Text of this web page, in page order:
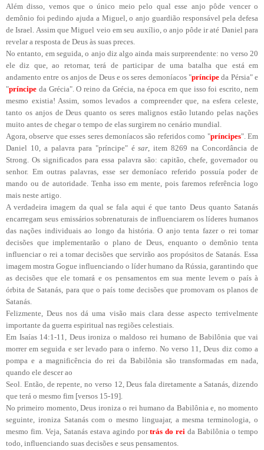
Além disso, vemos que o único meio pelo qual esse anjo pôde vencer o
demônio foi pedindo ajuda a Miguel, o anjo guardião responsável pela defesa
de Israel. Assim que Miguel veio em seu auxílio, o anjo pôde ir até Daniel para
revelar a resposta de Deus às suas preces.
No entanto, em seguida, o anjo diz algo ainda mais surpreendente: no verso 20
ele diz que, ao retornar, terá de participar de uma batalha que está em
andamento entre os anjos de Deus e os seres demoníacos "príncipe da Pérsia" e
"príncipe da Grécia". O reino da Grécia, na época em que isso foi escrito, nem
mesmo existia! Assim, somos levados a compreender que, na esfera celeste,
tanto os anjos de Deus quanto os seres malignos estão lutando pelas nações
muito antes de chegar o tempo de elas surgirem no cenário mundial.
Agora, observe que esses seres demoníacos são referidos como "príncipes". Em
Daniel 10, a palavra para "príncipe" ésar, item 8269 na Concordância de
Strong. Os significados para essa palavra são: capitão, chefe, governador ou
senhor. Em outras palavras, esse ser demoníaco referido possuía poder de
mando ou de autoridade. Tenha isso em mente, pois faremos referência logo
mais neste artigo.
A verdadeira imagem da qual se fala aqui é que tanto Deus quanto Satanás
encarregam seus emissários sobrenaturais de influenciarem os líderes humanos
das nações individuais ao longo da história. O anjo tenta fazer o rei tomar
decisões que implementarão o plano de Deus, enquanto o demônio tenta
influenciar o rei a tomar decisões que servirão aos propósitos de Satanás. Essa
imagem mostra Gogue influenciando o líder humano da Rússia, garantindo que
as decisões que ele tomará e os pensamentos em sua mente levem o país à
órbita de Satanás, para que o país tome decisões que promovam os planos de
Satanás.
Felizmente, Deus nos dá uma visão mais clara desse aspecto terrivelmente
importante da guerra espiritual nas regiões celestiais.
Em Isaías 14:1-11, Deus ironiza o maldoso rei humano de Babilônia que vai
morrer em seguida e ser levado para o inferno. No verso 11, Deus diz como a
pompa e a magnificência do rei da Babilônia são transformadas em nada,
quando ele descer ao
Seol. Então, de repente, no verso 12, Deus fala diretamente a Satanás, dizendo
que terá o mesmo fim [versos 15-19].
No primeiro momento, Deus ironiza o rei humano da Babilônia e, no momento
seguinte, ironiza Satanás com o mesmo linguajar, a mesma terminologia, o
mesmo fim. Veja, Satanás estava agindo portrás do rei da Babilônia o tempo
todo, influenciando suas decisões e seus pensamentos.